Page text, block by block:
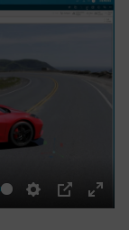
Settings
PIP
Enter